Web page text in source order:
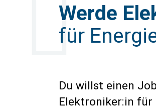
Werde
für
Du willst einen
Elektroniker:in für